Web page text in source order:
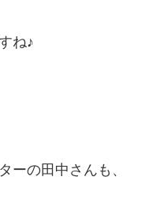
ね♪
ーの田中さんも、